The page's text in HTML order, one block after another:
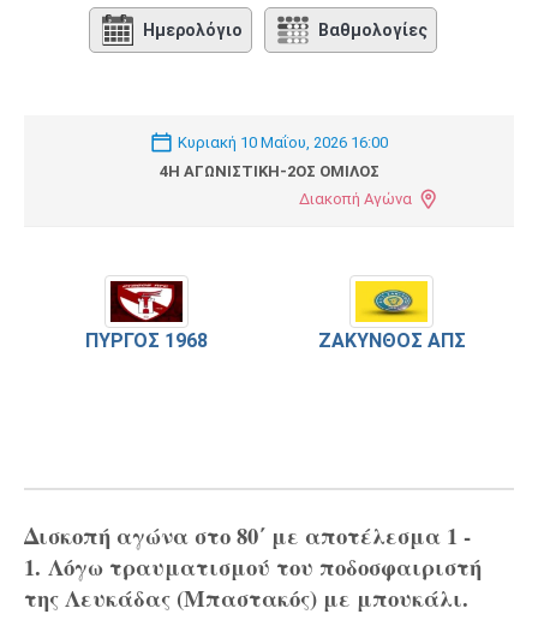
Ημερολόγιο Βαθμολογίες
Κυριακή 10 Μαΐου, 2026 16:00
4Η ΑΓΩΝΙΣΤΙΚΉ-2ΟΣ ΌΜΙΛΟΣ
Διακοπή Αγώνα
ΠΎΡΓΟΣ 1968 ΖΆΚΥΝΘΟΣ ΑΠΣ
Δισκοπή αγώνα στο 80΄ με αποτέλεσμα 1 -
1. Λόγω τραυματισμού του ποδοσφαιριστή
της Λευκάδας (Μπαστακός) με μπουκάλι.